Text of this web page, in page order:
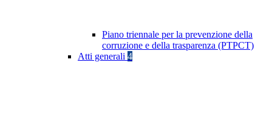
Piano triennale per la prevenzione della
corruzione e della trasparenza (PTPCT)
Atti generali 4